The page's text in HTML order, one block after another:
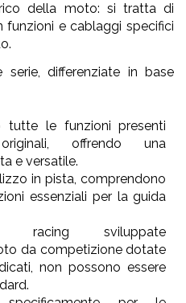
della moto: si tratta di
e cablaggi specifici
serie, differenziate in base
tutte le funzioni presenti
offrendo una
e versatile.
in pista, comprendono
essenziali per la guida
racing sviluppate
da competizione dotate
non possono essere